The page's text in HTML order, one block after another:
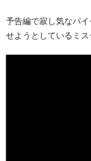
予告編で寂し気なパ
せようとしているミス